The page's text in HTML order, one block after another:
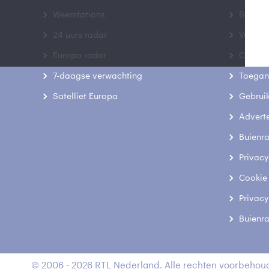
Weerstations
24 uurs radar
Europa radar
7-daagse verwachting
Satelliet Europa
Contact
© 2006 - 2026 RTL Nederland. Alle rechten